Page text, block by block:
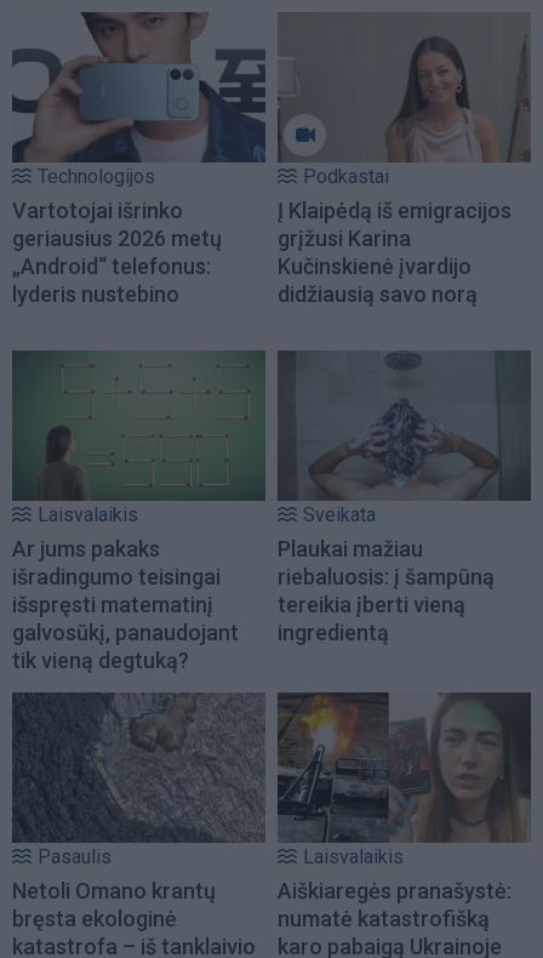
Technologijos
Vartotojai išrinko
geriausius 2026 metų
„Android“ telefonus:
lyderis nustebino
Podkastai
Į Klaipėdą iš emigracijos
grįžusi Karina
Kučinskienė įvardijo
didžiausią savo norą
Laisvalaikis
Ar jums pakaks
išradingumo teisingai
išspręsti matematinį
galvosūkį, panaudojant
tik vieną degtuką?
Sveikata
Plaukai mažiau
riebaluosis: į šampūną
tereikia įberti vieną
ingredientą
Pasaulis
Netoli Omano krantų
bręsta ekologinė
katastrofa – iš tanklaivio
Laisvalaikis
Aiškiaregės pranašystė:
numatė katastrofišką
karo pabaigą Ukrainoje